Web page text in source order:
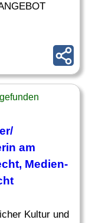
/
am
, Medien-
Kultur und